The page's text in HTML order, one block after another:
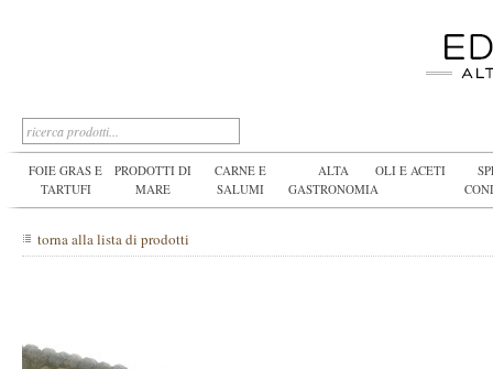
FOIE GRAS E
TARTUFI
PRODOTTI DI
MARE
CARNE E
SALUMI
ALTA
GASTRONOMIA
OLI E ACETI
torna alla lista di prodotti